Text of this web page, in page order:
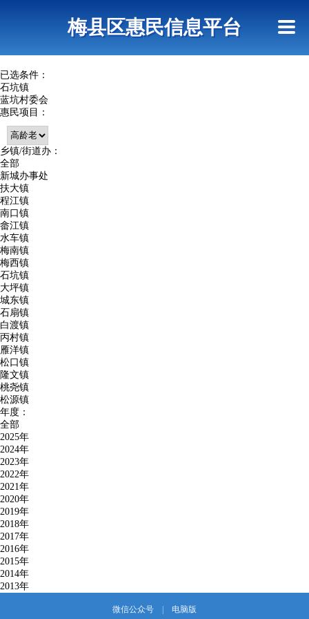
查询指引梅县区惠民信息平台
已选条件：
石坑镇
蓝坑村委会
惠民项目：
乡镇/街道办：
全部
新城办事处
扶大镇
程江镇
南口镇
畲江镇
水车镇
梅南镇
梅西镇
石坑镇
大坪镇
城东镇
石扇镇
白渡镇
丙村镇
雁洋镇
松口镇
隆文镇
桃尧镇
松源镇
年度：
全部
2025年
2024年
2023年
2022年
2021年
2020年
2019年
2018年
2017年
2016年
2015年
2014年
2013年
微信公众号 电脑版